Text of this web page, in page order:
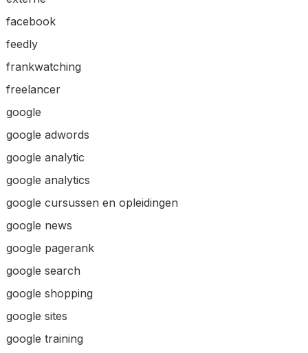
facebook
feedly
frankwatching
freelancer
google
google adwords
google analytic
google analytics
google cursussen en opleidingen
google news
google pagerank
google search
google shopping
google sites
google training